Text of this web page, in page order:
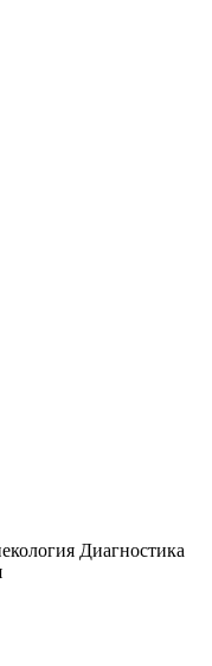
Диагностика